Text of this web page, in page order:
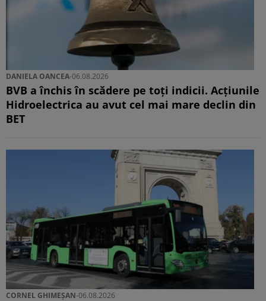
DANIELA OANCEA-06.08.2026
BVB a închis în scădere pe toți indicii. Acțiunile
Hidroelectrica au avut cel mai mare declin din
BET
CORNEL GHIMEȘAN-06.08.2026